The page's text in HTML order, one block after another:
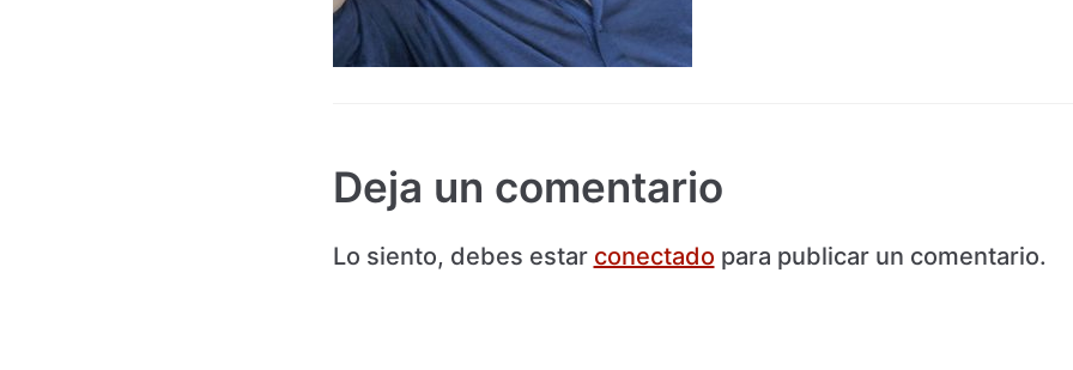
Deja un comentario
Lo siento, debes estar conectado para publicar un comentario.